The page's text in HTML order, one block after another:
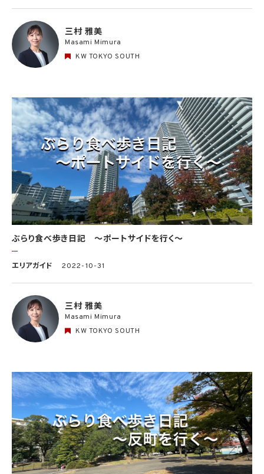
三村 雅美
Masami Mimura
KW TOKYO SOUTH
ぶらり食べ歩き日記 〜ポートサイドを行く〜
エリアガイド 2022-10-31
三村 雅美
Masami Mimura
KW TOKYO SOUTH